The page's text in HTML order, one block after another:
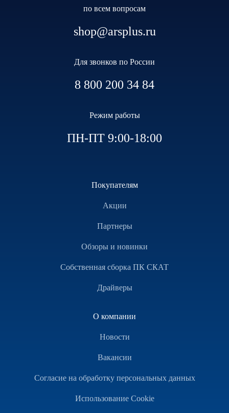
по всем вопросам
shop@arsplus.ru
Для звонков по России
8 800 200 34 84
Режим работы
ПН-ПТ 9:00-18:00
Покупателям
Акции
Партнеры
Обзоры и новинки
Собственная сборка ПК СКАТ
Драйверы
О компании
Новости
Вакансии
Согласие на обработку персональных данных
Использование Cookie